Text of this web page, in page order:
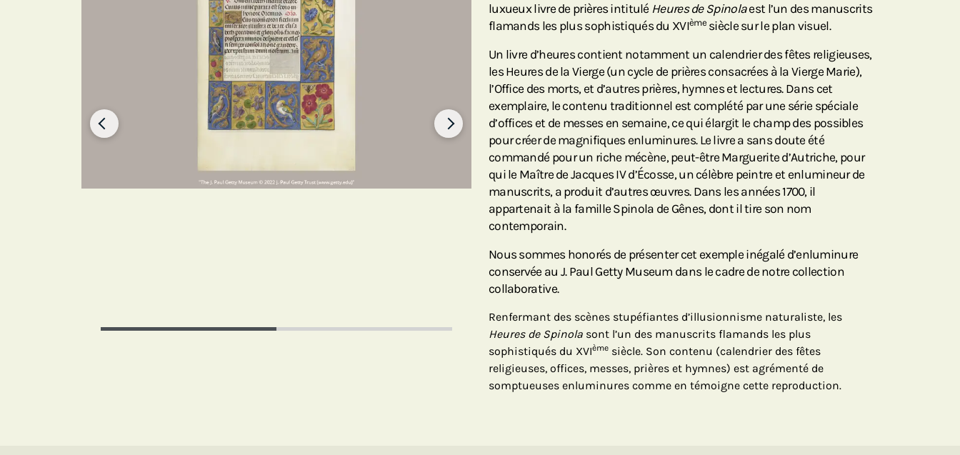
luxueux livre de prières intitulé Heures de Spinolaest l’un des manuscrits
flamands les plus sophistiqués du XVIèmesiècle sur le plan visuel.
Un livre d’heures contient notamment un calendrier des fêtes religieuses,
les Heures de la Vierge (un cycle de prières consacrées à la Vierge Marie),
l’Office des morts, et d’autres prières, hymnes et lectures. Dans cet
exemplaire, le contenu traditionnel est complété par une série spéciale
d’offices et de messes en semaine, ce qui élargit le champ des possibles
pour créer de magnifiques enluminures. Le livre a sans doute été
commandé pour un riche mécène, peut-être Marguerite d’Autriche, pour
qui le Maître de Jacques IV d’Écosse, un célèbre peintre et enlumineur de
manuscrits, a produit d’autres œuvres. Dans les années 1700, il
appartenait à la famille Spinola de Gênes, dont il tire son nom
contemporain.
Nous sommes honorés de présenter cet exemple inégalé d’enluminure
conservée au J. Paul Getty Museum dans le cadre de notre collection
collaborative.
Renfermant des scènes stupéfiantes d’illusionnisme naturaliste, les
Heures de Spinola sont l’un des manuscrits flamands les plus
sophistiqués du XVIème siècle. Son contenu (calendrier des fêtes
religieuses, offices, messes, prières et hymnes) est agrémenté de
somptueuses enluminures comme en témoigne cette reproduction.